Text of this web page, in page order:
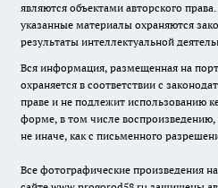
являются объектами авторского
указанные материалы охраняются
результаты интеллектуальной
Вся информация, размещенная на
охраняется в соответствии с
праве и не подлежит использованию
форме, в том числе воспроизведению,
не иначе, как с письменного
Все фотографические произведения на